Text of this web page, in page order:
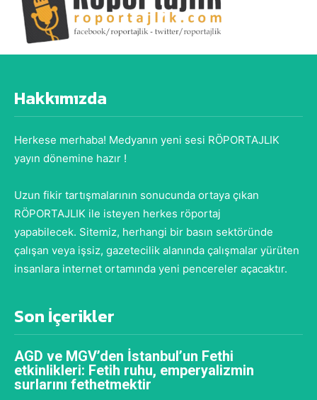
Hakkımızda
Herkese merhaba! Medyanın yeni sesi RÖPORTAJLIK
yayın dönemine hazır !
Uzun fikir tartışmalarının sonucunda ortaya çıkan
RÖPORTAJLIK ile isteyen herkes röportaj
yapabilecek. Sitemiz, herhangi bir basın sektöründe
çalışan veya işsiz, gazetecilik alanında çalışmalar yürüten
insanlara internet ortamında yeni pencereler açacaktır.
Son İçerikler
AGD ve MGV’den İstanbul’un Fethi
etkinlikleri: Fetih ruhu, emperyalizmin
surlarını fethetmektir